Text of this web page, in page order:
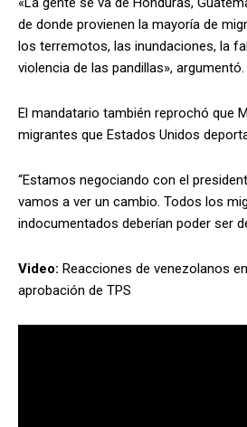
de donde provienen la mayoría de
los terremotos, las inundaciones, la
violencia de las pandillas», argumentó.
El mandatario también reprochó que
migrantes que Estados Unidos
“Estamos negociando con el
vamos a ver un cambio. Todos los
indocumentados deberían poder ser
Video: Reacciones de venezolanos
aprobación de TPS